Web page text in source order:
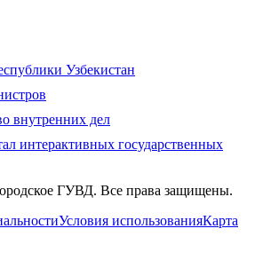
Узбекистан
внутренних дел
интерактивных государственных
ГУВД. Все права защищены.
Условия использованияКарта